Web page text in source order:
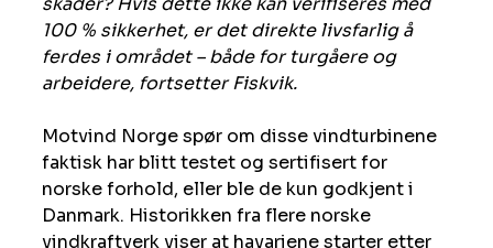
100 % sikkerhet, er det direkte livsfarlig å
ferdes i området – både for turgåere og
arbeidere, fortsetter Fiskvik.
Motvind Norge spør om disse vindturbinene
faktisk har blitt testet og sertifisert for
norske forhold, eller ble de kun godkjent i
Danmark. Historikken fra flere norske
vindkraftverk viser at havariene starter etter